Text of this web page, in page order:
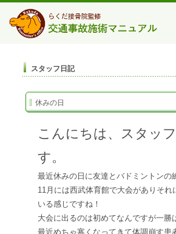
スタッフ日記
休みの日
こんにちは、スタッ
す。
最近休みの日に友達とバドミントンの
11月には西武体育館で大会がありそれ
いる感じですね！
大会に出るのは初めてなんですが一勝
最近めちゃ寒くなってきて体調崩す患